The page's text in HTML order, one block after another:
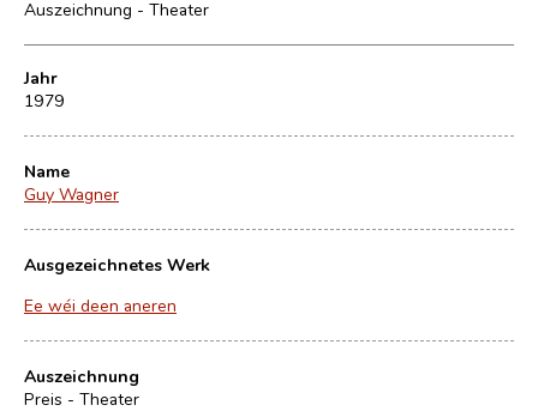
Auszeichnung - Theater
Jahr
1979
Name
Guy Wagner
Ausgezeichnetes Werk
Ee wéi deen aneren
Auszeichnung
Preis - Theater